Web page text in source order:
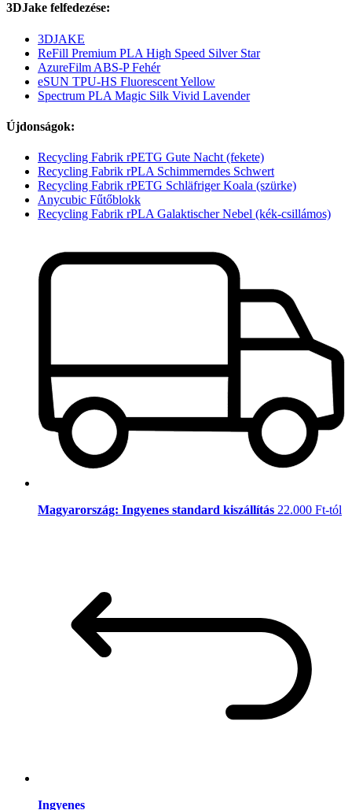
3DJake felfedezése:
3DJAKE
ReFill Premium PLA High Speed Silver Star
AzureFilm ABS-P Fehér
eSUN TPU-HS Fluorescent Yellow
Spectrum PLA Magic Silk Vivid Lavender
Újdonságok:
Recycling Fabrik rPETG Gute Nacht (fekete)
Recycling Fabrik rPLA Schimmerndes Schwert
Recycling Fabrik rPETG Schläfriger Koala (szürke)
Anycubic Fűtőblokk
Recycling Fabrik rPLA Galaktischer Nebel (kék-csillámos)
Magyarország: Ingyenes standard kiszállítás 22.000 Ft-tól
Ingyenes